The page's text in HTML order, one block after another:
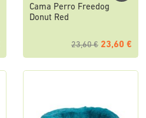
Cama Perro Freedog
Donut Red
23,60 € 23,60 €